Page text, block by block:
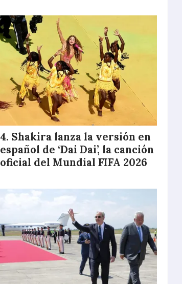
Shakira lanza la versión en
español de ‘Dai Dai’, la canción
oficial del Mundial FIFA 2026